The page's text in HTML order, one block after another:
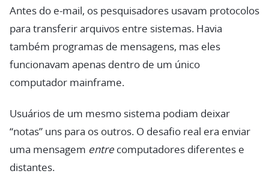
Antes do e-mail, os pesquisadores usavam protocolos
para transferir arquivos entre sistemas. Havia
também programas de mensagens, mas eles
funcionavam apenas dentro de um único
computador mainframe.
Usuários de um mesmo sistema podiam deixar
“notas” uns para os outros. O desafio real era enviar
uma mensagem entre computadores diferentes e
distantes.